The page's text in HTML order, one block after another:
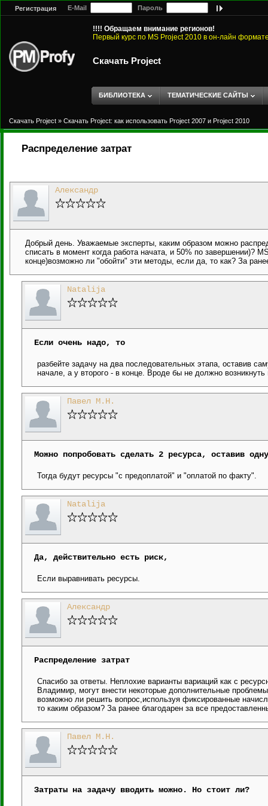
Регистрация E-Mail Пароль
!!!! Обращаем внимание регионов!
Первый курс по MS Project 2010 в он-лайн
Скачать Project
БИБЛИОТЕКА ТЕМАТИЧЕСКИЕ САЙТЫ
Скачать Project » Скачать Project: как использовать Project 2007 и Project 2010
Распределение затрат
Александр
Добрый день. Уважаемые эксперты, каким образом можно
списать в момент когда работа начата, и 50% по завершении)?
конце)возможно ли "обойти" эти методы, если да, то как? За
Natalija
Если очень надо, то
разбейте задачу на два последовательных этапа, оставив
начале, а у второго - в конце. Вроде бы не должно
Павел М.Н.
Можно попробовать сделать 2 ресурса, оставив
Тогда будут ресурсы "с предоплатой" и "оплатой по факту".
Natalija
Да, действительно есть риск,
Если выравнивать ресурсы.
Александр
Распределение затрат
Спасибо за ответы. Неплохие варианты вариаций как с
Владимир, могут внести некоторые дополнительные
возможно ли решить вопрос,используя фиксированные
то каким образом? За ранее благодарен за все
Павел М.Н.
Затраты на задачу вводить можно. Но стоит ли?